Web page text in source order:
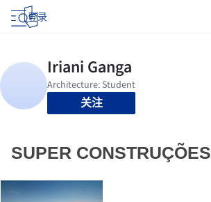
登录
关注
SUPER CONSTRUÇÕES